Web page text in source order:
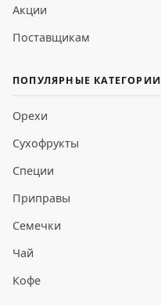
Акции
Поставщикам
ПОПУЛЯРНЫЕ КАТЕГОРИИ
Орехи
Сухофрукты
Специи
Приправы
Семечки
Чай
Кофе